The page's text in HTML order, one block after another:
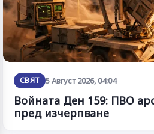
СВЯТ 5 Август 2026, 04:04
Войната Ден 159: ПВО
пред изчерпване